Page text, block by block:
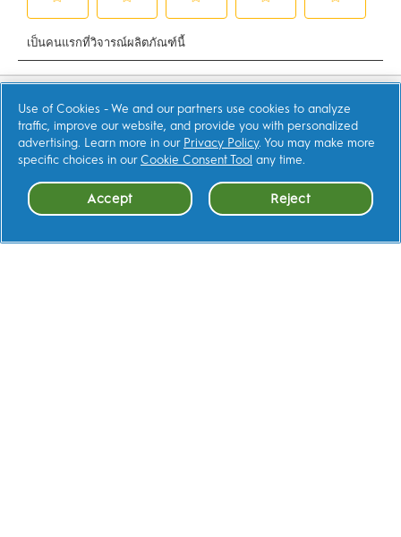
ช็อป
เว็บไซต์ที่เกี่ยวข้อง
ติดต่อเรา
Use of Cookies - We and our partners use cookies to analyze
traffic, improve our website, and provide you with personalized
advertising. Learn more in our Privacy Policy. You may make more
specific choices in our Cookie Consent Tool any time.
Accept Reject